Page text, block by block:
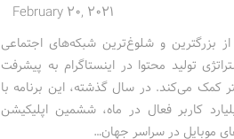
February 20, 2021
از بزرگترین و شلوغ‌ترین شبکه‌های اجتماعی
تولید محتوا در اینستاگرام به پیشرفت
کمک می‌کند. در سال گذشته، این برنامه با
کاربر فعال در ماه، ششمین اپلیکیشن
موبایل در سراسر جهان…